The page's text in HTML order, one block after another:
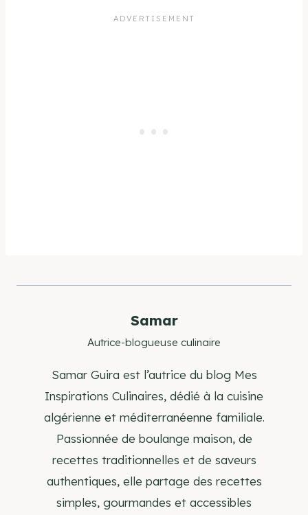
Samar
Autrice-blogueuse culinaire
Samar Guira est l’autrice du blog Mes
Inspirations Culinaires, dédié à la cuisine
algérienne et méditerranéenne familiale.
Passionnée de boulange maison, de
recettes traditionnelles et de saveurs
authentiques, elle partage des recettes
simples, gourmandes et accessibles